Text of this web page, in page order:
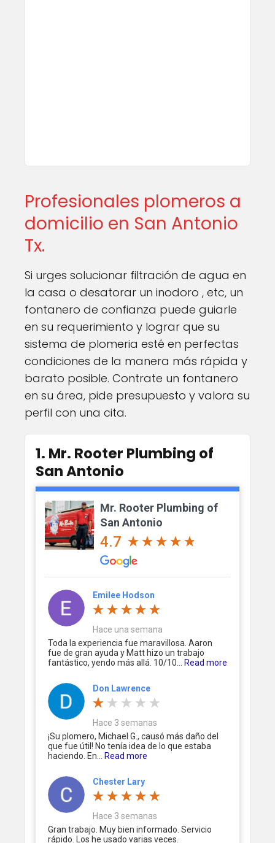
Profesionales plomeros a
domicilio en San Antonio
Tx.
Si urges solucionar filtración de agua en
la casa o desatorar un inodoro , etc, un
fontanero de confianza puede guiarle
en su requerimiento y lograr que su
sistema de plomeria esté en perfectas
condiciones de la manera más rápida y
barato posible. Contrate un fontanero
en su área, pide presupuesto y valora su
perfil con una cita.
1. Mr. Rooter Plumbing of
San Antonio
Mr. Rooter Plumbing of
San Antonio
4.7
Emilee Hodson
Hace una semana
Toda la experiencia fue maravillosa. Aaron
fue de gran ayuda y Matt hizo un trabajo
fantástico, yendo más allá. 10/10...
Read more
Don Lawrence
Hace 3 semanas
¡Su plomero, Michael G., causó más daño del
que fue útil! No tenía idea de lo que estaba
haciendo. En...
Read more
Chester Lary
Hace 3 semanas
Gran trabajo. Muy bien informado. Servicio
rápido. Los he usado varias veces.